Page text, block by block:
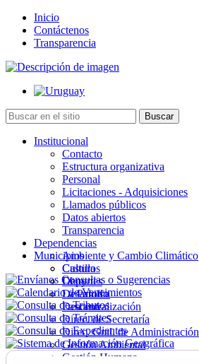
Inicio
Contáctenos
Transparencia
Institucional
Contacto
Estructura organizativa
Personal
Licitaciones - Adquisiciones
Llamados públicos
Datos abiertos
Transparencia
Dependencias
Ambiente y Cambio Climático
Cultura
Deportes
Desarrollo
Descentralización
Direc. de Secretaría
Direc. Gral. de Administración
Gestión Ambiental
Gestión Humana
Municipios
Castillos
Chuy
La Paloma
Lascano